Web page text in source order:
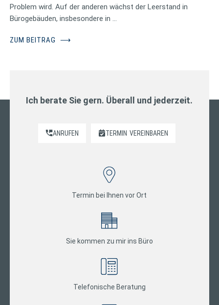
Problem wird. Auf der anderen wächst der Leerstand in
Bürogebäuden, insbesondere in …
ZUM BEITRAG ⟶
Ich berate Sie gern. Überall und jederzeit.
ANRUFEN TERMIN VEREINBAREN
Termin bei Ihnen vor Ort
Sie kommen zu mir ins Büro
Telefonische Beratung